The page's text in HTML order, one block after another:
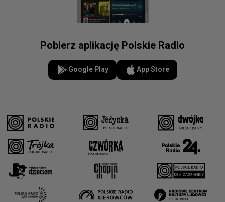
Pobierz aplikację Polskie Radio
Google Play App Store